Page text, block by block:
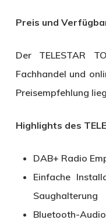
Preis und
Der TELESTAR
Fachhandel und
Preisempfehlung
Highlights des
DAB+ Radio
Einfache
Saughalterung
Bluetooth-